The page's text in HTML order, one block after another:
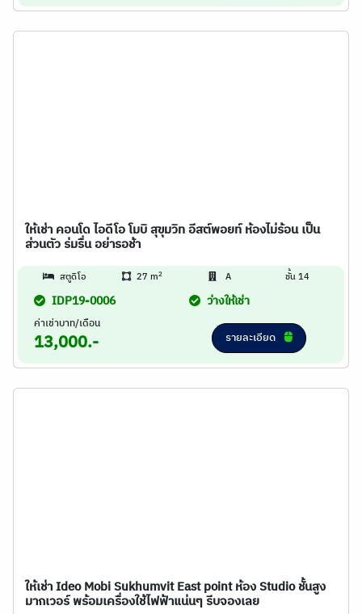
ให้เช่า คอนโด ไอดีโอ โมบิ สุขุมวิท อีสต์พอยท์ ห้องไม่ร้อน เป็น
ส่วนตัว ร่มรื่น อย่ารอช้า
สตูดิโอ 27 m2 A ชั้น 14
IDP19-0006 ว่างให้เช่า
ค่าเช่าบาท/เดือน
13,000.- รายละเอียด
ให้เช่า Ideo Mobi Sukhumvit East point ห้อง Studio ชั้นสูง
มากเวอร์ พร้อมเครื่องใช้ไฟฟ้าแน่นๆ รีบจองเลย